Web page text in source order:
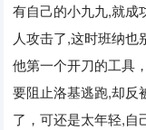
有自己的小九九,就成
人攻击了,这时班纳也
他第一个开刀的工具
要阻止洛基逃跑,却反
了，可还是太年轻,自